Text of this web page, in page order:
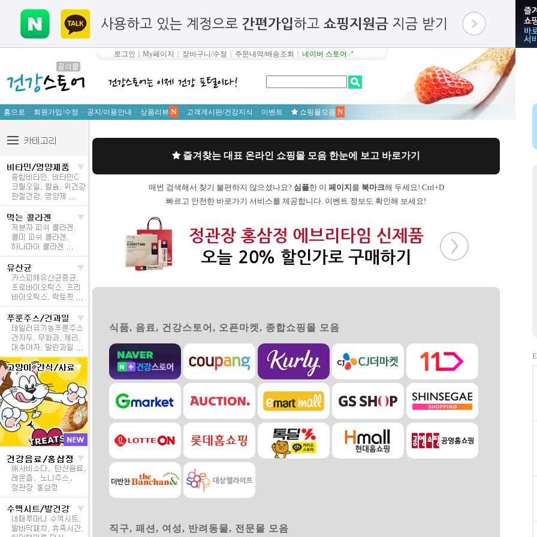
로그인 My페이지 장바구니/수정 주문내역/배송조회 네이버 스토어↗
홈으로 ·· 회원가입/수정 ·· 공지/이용안내 ·· 상품리뷰 N ·· 고객게시판/건강지식 ·· 이벤트 ·· 쇼핑몰모음 N
즐겨찾는 대표 온라인 쇼핑몰 모음 한눈에 보고 바로가기
매번 검색해서 찾기 불편하지 않으셨나요? 심플한 이 페이지 를 북마크해 두세요! Ctrl+D
빠르고 안전한 바로가기 서비스를 제공합니다. 이벤트 정보도 확인해 보세요!
식품, 음료, 건강스토어, 오픈마켓, 종합쇼핑몰 모음
직구, 패션, 여성, 반려동물, 전문몰 모음